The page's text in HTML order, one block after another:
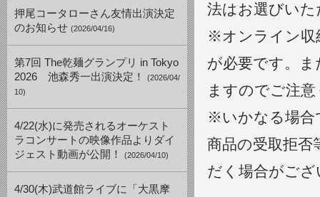
押尾コータローさん友情出演決定
のお知らせ (2026/04/16)
第7回 The乾麺グランプリ in Tokyo
2026 池森秀一出演決定！
(2026/04/
10)
4/22(水)に発売されるオーケスト
ラコンサートの映像作品よりダイ
ジェスト動画が公開！
(2026/04/10)
4/30(木)武道館ライブに「大黒摩
法はお選びい
※オンライン収
が必要です。
ますのでご注
※いかなる場合
商品の受取拒否
だく場合がご